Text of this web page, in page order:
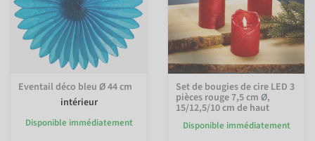
Eventail déco bleu Ø 44 cm
intérieur
Disponible immédiatement
Set de bougies de cire LED 3
pièces rouge 7,5 cm Ø,
15/12,5/10 cm de haut
Disponible immédiatement